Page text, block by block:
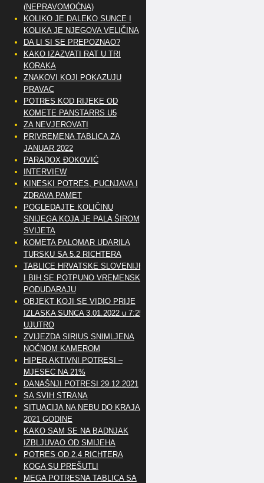
(NEPRAVOMOĆNA)
KOLIKO JE DALEKO SUNCE I
KOLIKA JE NJEGOVA VELIČINA
DA LI SI SE PREPOZNAO?
KAKO IZAZVATI RAT U TRI
KORAKA
ZNAKOVI KOJI POKAZUJU
PRAVAC
POTRES KOD RIJEKE OD
KOMETE PANSTARRS U5
ZA NEVJEROVATI
PRIVREMENA TABLICA ZA
JANUAR 2022
PARADOX ĐOKOVIĆ
INTERVIEW
KINESKI POTRES, PUCNJAVA I
ZDRAVA PAMET
POGLEDAJTE KOLIČINU
SNIJEGA KOJA JE PALA ŠIROM
SVIJETA
KOMETA PALOMAR UDARILA
TURSKU SA 5.2 RICHTERA
TABLICE HRVATSKE SLOVENIJE
I BIH SE POTPUNO VREMENSKI
PODUDARAJU
OBJEKT KOJI SE VIDIO PRIJE
IZLASKA SUNCA 3.01.2022 u 7:25
UJUTRO
ZVIJEZDA SIRIUS SNIMLJENA
NOĆNOM KAMEROM
HIPER AKTIVNI POTRESI –
MJESEC NA 21%
DANAŠNJI POTRESI 29.12.2021
SA SVIH STRANA
SITUACIJA NA NEBU DO KRAJA
2021 GODINE
KAKO SAM SE NA BADNJAK
IZBLJUVAO OD SMIJEHA
POTRES OD 2.4 RICHTERA
KOGA SU PREŠUTLI
MEGA POTRESNA TABLICA SA